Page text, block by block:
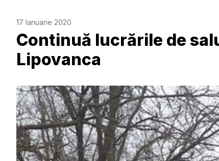
17 Ianuarie 2020
Continuă lucrările de
Lipovanca